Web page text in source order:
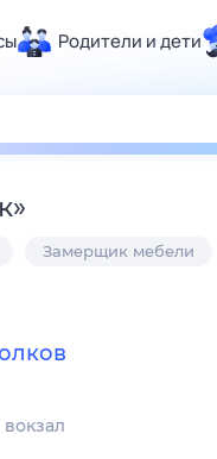
Родители и дети
Карьера
»
Замерщик мебели